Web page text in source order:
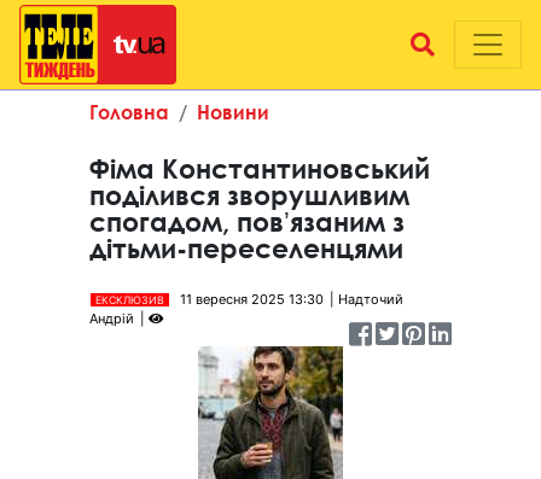
Головна Новини
Фіма Константиновський
поділився зворушливим
спогадом, повʼязаним з
дітьми-переселенцями
ЕКСКЛЮЗИВ 11 вересня 2025 13:30
Надточий
Андрій